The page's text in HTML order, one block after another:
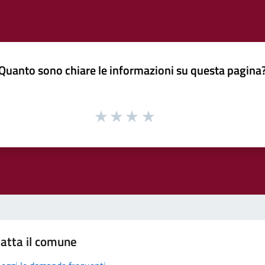
sono chiare le informazioni su questa
il comune